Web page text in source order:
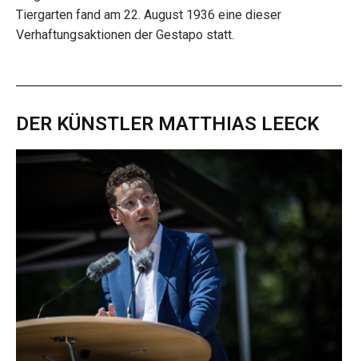
Tiergarten fand am 22. August 1936 eine dieser
Verhaftungsaktionen der Gestapo statt.
DER KÜNSTLER MATTHIAS LEECK